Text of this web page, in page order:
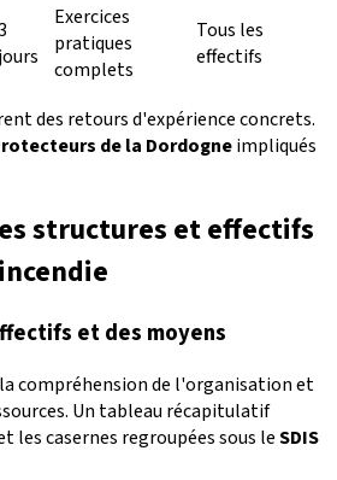
jours
Exercices
pratiques
complets
Tous les
effectifs
des retours d'expérience concrets.
de la Dordogneimpliqués
structures et effectifs
et des moyens
compréhension de l'organisation et
Un tableau récapitulatif
les casernes regroupées sous leSDIS